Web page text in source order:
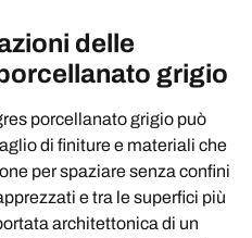
delle
grigio
porcellanato grigio può
di finiture e materiali che
per spaziare senza confini
e tra le superfici più
architettonica di un